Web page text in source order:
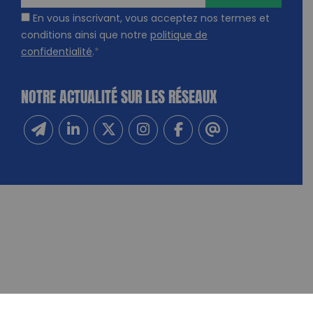
En vous inscrivant, vous acceptez nos termes et
conditions ainsi que notre politique de
confidentialité.*
NOTRE ACTUALITÉ SUR LES RÉSEAUX